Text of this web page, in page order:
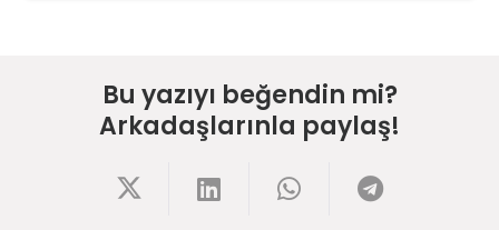
Bu yazıyı beğendin mi?
Arkadaşlarınla paylaş!